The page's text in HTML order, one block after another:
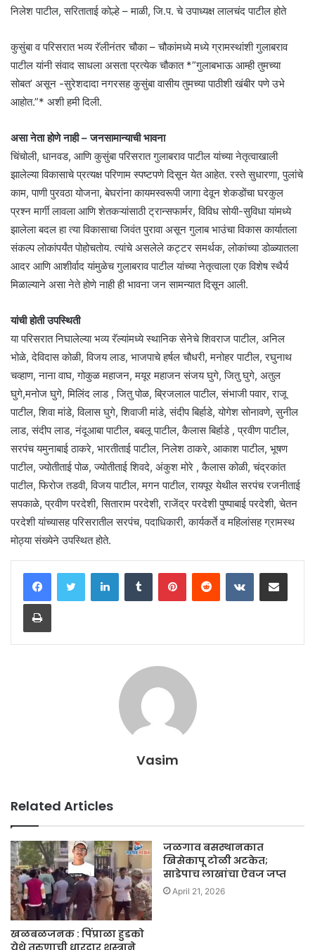
निलेश पाटील, सरिताताई कोल्हे – माळी, जि.प. चे उपाध्यक्ष लालचंद पाटील होते
कुसुंबा व परिसरात भव्य रॅलीनंतर चौका – चौकांमध्ये मध्ये ग्रामस्थांशी गुलाबराव
पाटील यांनी संवाद साधला असता प्रत्येक चौकात *”गुलाबभाऊ आम्ही तुमच्या
सोबत’ असून -सुरेशदादा नगरसह कुसुंबा वासीय तुमच्या पाठीशी खंबीर पणे उभे
आहोत.”* अशी हमी दिली.
असा नेता होणे नाही – जनसामान्याची भावना
चिंचोली, धानवड, आणि कुसुंबा परिसरात गुलाबराव पाटील यांच्या नेतृत्वाखाली
झालेल्या विकासाचे प्रत्यक्ष परिणाम स्पष्टपणे दिसून येत आहेत. रस्ते सुधारणा, पुलांचे
काम, पाणी पुरवठा योजना, बेघरांना कायमस्वरूपी जागा देवून शेकडोंचा घरकुल
प्रश्न मार्गी लावला आणि शेतकऱ्यांसाठी ट्रान्सफार्मर, विविध सोयी-सुविधा यांमध्ये
झालेला बदल हा त्या विकासाचा जिवंत पुरावा असून गुलाब भाउंचा विकास कार्यातला
संकल्प लोकांपर्यंत पोहोचतोय. त्यांचे असलेले कट्टर समर्थक, लोकांच्या डोळ्यातला
आदर आणि आशीर्वाद यांमुळेच गुलाबराव पाटील यांच्या नेतृत्वाला एक विशेष स्थैर्य
मिळाल्याने असा नेते होणे नाही ही भावना जन सामन्यात दिसून आली.
यांची होती उपस्थिती
या परिसरात निघालेल्या भव्य रॅल्यांमध्ये स्थानिक सेनेचे शिवराज पाटील, अनिल
भोळे, देविदास कोळी, विजय लाड, भाजपाचे हर्षल चौधरी, मनोहर पाटील, रघुनाथ
चव्हाण, नाना वाघ, गोकुळ महाजन, मयूर महाजन संजय घुगे, जितु घुगे, अतुल
घुगे,मनोज घुगे, मिलिंद लाड , जितु पोळ, ब्रिजलाल पाटील, संभाजी पवार, राजू
पाटील, शिवा मांडे, विलास घुगे, शिवाजी मांडे, संदीप बिर्हाडे, योगेश सोनावणे, सुनील
लाड, संदीप लाड, नंदूआबा पाटील, बबलू पाटील, कैलास बिर्हाडे , प्रवीण पाटील,
सरपंच यमुनाबाई ठाकरे, भारतीताई पाटील, निलेश ठाकरे, आकाश पाटील, भूषण
पाटील, ज्योतीताई पोळ, ज्योतीताई शिवदे, अंकुश मोरे , कैलास कोळी, चंद्रकांत
पाटील, फिरोज तडवी, विजय पाटील, मगन पाटील, रायपूर येथील सरपंच रजनीताई
सपकाळे, प्रवीण परदेशी, सिताराम परदेशी, राजेंद्र परदेशी पुष्पाबाई परदेशी, चेतन
परदेशी यांच्यासह परिसरातील सरपंच, पदाधिकारी, कार्यकर्ते व महिलांसह ग्रामस्थ
मोठ्या संख्येने उपस्थित होते.
LinkedInTumblr PinterestReddit VKontakteShare via Email
Print
Vasim
Related Articles
खळबळजनक : पिंप्राळा हुडको
जळगाव बसस्थानकात
खिसेकापू टोळी अटकेत;
साडेपाच लाखांचा ऐवज जप्त
April 21, 2026